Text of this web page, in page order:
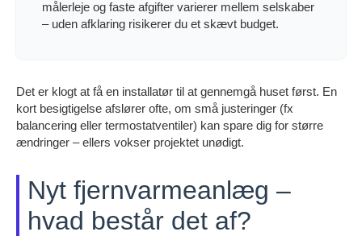
målerleje og faste afgifter varierer mellem selskaber
– uden afklaring risikerer du et skævt budget.
Det er klogt at få en installatør til at gennemgå huset først. En
kort besigtigelse afslører ofte, om små justeringer (fx
balancering eller termostatventiler) kan spare dig for større
ændringer – ellers vokser projektet unødigt.
Nyt fjernvarmeanlæg –
hvad består det af?